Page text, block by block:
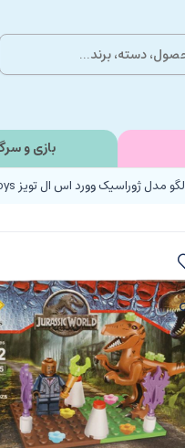
بازی و
لگو مدل ژوراسیک وورد اس ال تویز sl toys